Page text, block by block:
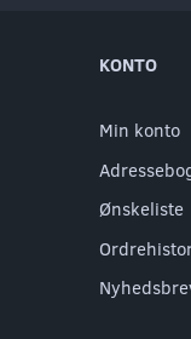
KONTO
Min konto
Ønskeliste